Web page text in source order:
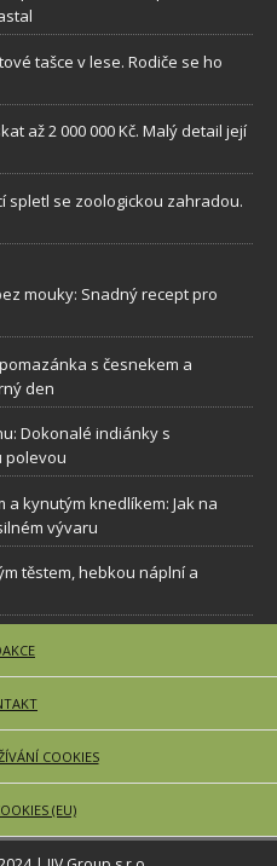
tašce v lese. Rodiče se ho
až 2 000 000 Kč. Malý detail její
spletl se zoologickou zahradou.
mouky: Snadný recept pro
s česnekem a
den
Dokonalé indiánky s
polevou
a kynutým knedlíkem: Jak na
vývaru
těstem, hebkou náplní a
COOKIES
(EU)